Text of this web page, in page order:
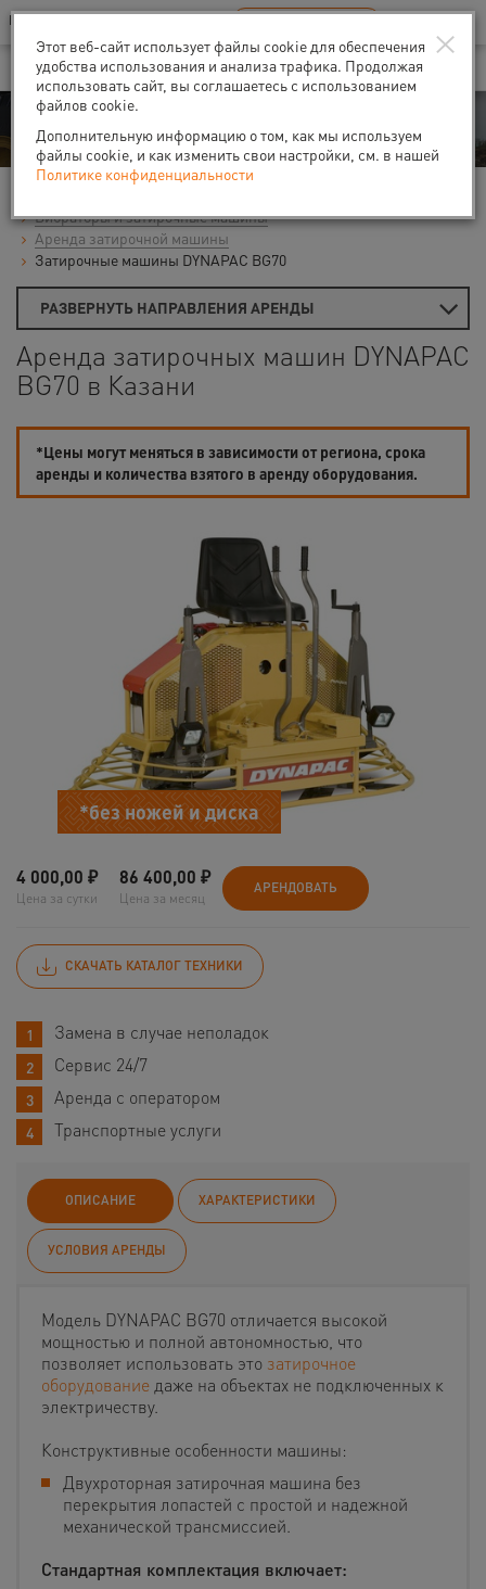
Ваш город:Казань
В Вашем регионе нет наших офисов RU EN
Аренда
Вибраторы и затирочные машины
Аренда затирочной машины
Затирочные машины DYNAPAC BG70
РАЗВЕРНУТЬ НАПРАВЛЕНИЯ АРЕНДЫ
Аренда затирочных машин DYNAPAC
BG70 в Казани
*Цены могут меняться в зависимости от региона, срока
аренды и количества взятого в аренду оборудования.
*без ножей и диска
4 000,00 ₽
Цена за сутки
86 400,00 ₽
Цена за месяц
АРЕНДОВАТЬ
СКАЧАТЬ КАТАЛОГ ТЕХНИКИ
Замена в случае неполадок
Сервис 24/7
Аренда с оператором
Транспортные услуги
ОПИСАНИЕ ХАРАКТЕРИСТИКИ
УСЛОВИЯ АРЕНДЫ
Модель DYNAPAC BG70 отличается высокой
мощностью и полной автономностью, что
позволяет использовать это затирочное
оборудование даже на объектах не подключенных к
электричеству.
Конструктивные особенности машины:
Двухроторная затирочная машина без
перекрытия лопастей с простой и надежной
механической трансмиссией.
Стандартная комплектация включает:
×
Этот веб-сайт использует файлы cookie для обеспечения
удобства использования и анализа трафика. Продолжая
использовать сайт, вы соглашаетесь с использованием
файлов cookie.
Дополнительную информацию о том, как мы используем
файлы cookie, и как изменить свои настройки, см. в нашей
Политике конфиденциальности